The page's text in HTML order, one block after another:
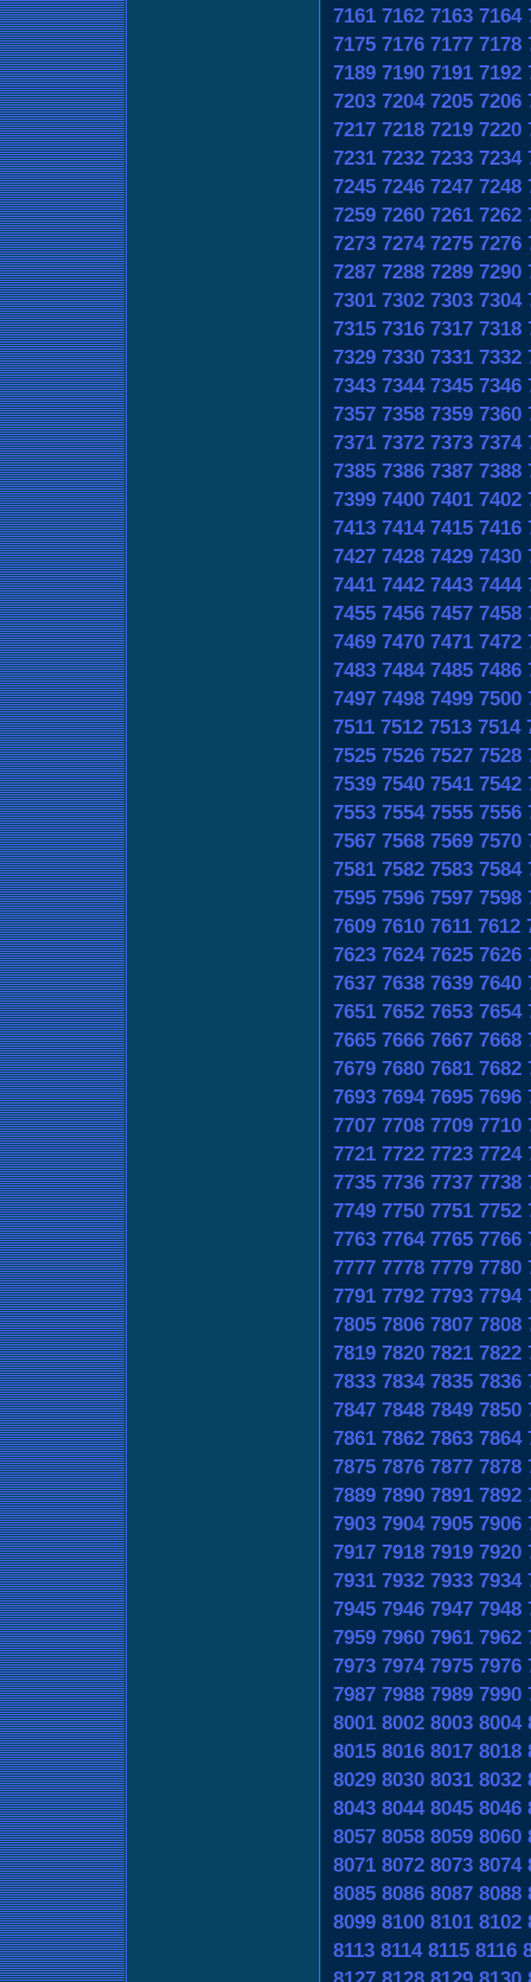
7161 7162 7163 7164
7175 7176 7177 7178
7189 7190 7191 7192
7203 7204 7205 7206
7217 7218 7219 7220
7231 7232 7233 7234
7245 7246 7247 7248
7259 7260 7261 7262
7273 7274 7275 7276
7287 7288 7289 7290
7301 7302 7303 7304
7315 7316 7317 7318
7329 7330 7331 7332
7343 7344 7345 7346
7357 7358 7359 7360
7371 7372 7373 7374
7385 7386 7387 7388
7399 7400 7401 7402
7413 7414 7415 7416
7427 7428 7429 7430
7441 7442 7443 7444
7455 7456 7457 7458
7469 7470 7471 7472
7483 7484 7485 7486
7497 7498 7499 7500
7511 7512 7513 7514
7525 7526 7527 7528
7539 7540 7541 7542
7553 7554 7555 7556
7567 7568 7569 7570
7581 7582 7583 7584
7595 7596 7597 7598
7609 7610 7611 7612
7623 7624 7625 7626
7637 7638 7639 7640
7651 7652 7653 7654
7665 7666 7667 7668
7679 7680 7681 7682
7693 7694 7695 7696
7707 7708 7709 7710
7721 7722 7723 7724
7735 7736 7737 7738
7749 7750 7751 7752
7763 7764 7765 7766
7777 7778 7779 7780
7791 7792 7793 7794
7805 7806 7807 7808
7819 7820 7821 7822
7833 7834 7835 7836
7847 7848 7849 7850
7861 7862 7863 7864
7875 7876 7877 7878
7889 7890 7891 7892
7903 7904 7905 7906
7917 7918 7919 7920
7931 7932 7933 7934
7945 7946 7947 7948
7959 7960 7961 7962
7973 7974 7975 7976
7987 7988 7989 7990
8001 8002 8003 8004
8015 8016 8017 8018
8029 8030 8031 8032
8043 8044 8045 8046
8057 8058 8059 8060
8071 8072 8073 8074
8085 8086 8087 8088
8099 8100 8101 8102
8113 8114 8115 8116